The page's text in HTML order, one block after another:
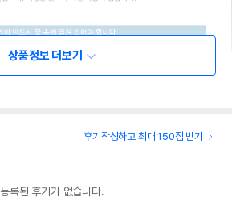
상품정보 더보기
후기작성하고 최대 150점 받기
등록된 후기가 없습니다.